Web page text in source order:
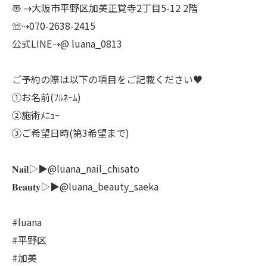
〠 ⇢大阪市平野区加美正覚寺2丁目5-12 2階
☏⇢070-2638-2415
公式LINE⇢@ luana_0813
ご予約の際は以下の項目をご記載ください♥
①お名前(ﾌﾙﾈｰﾑ)
②施術ﾒﾆｭｰ
③ご希望日時(第3希望まで)
𝐍𝐚𝐢𝐥▷▶@luana_nail_chisato
𝐁𝐞𝐚𝐮𝐭𝐲▷▶@luana_beauty_saeka
#luana
#平野区
#加美